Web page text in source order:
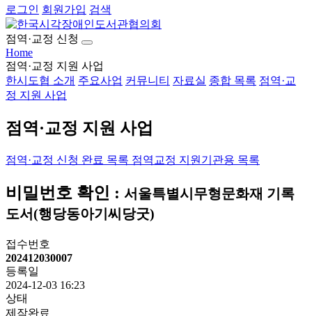
로그인 회원가입 검색
점역·교정 신청
Home
점역·교정 지원 사업
한시도협 소개 주요사업 커뮤니티 자료실 종합 목록 점역·교
정 지원 사업
점역·교정 지원 사업
점역·교정 신청 완료 목록 점역교정 지원기관용 목록
비밀번호 확인 : 서울특별시무형문화재 기록
도서(행당동아기씨당굿)
접수번호
202412030007
등록일
2024-12-03 16:23
상태
제작완료